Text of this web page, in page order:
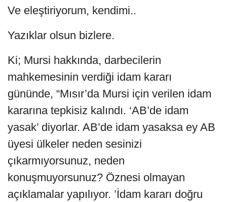
Ve eleştiriyorum, kendimi..
Yazıklar olsun bizlere.
Ki; Mursi hakkında, darbecilerin
mahkemesinin verdiği idam kararı
gününde, “Mısır’da Mursi için verilen idam
kararına tepkisiz kalındı. ‘AB’de idam
yasak’ diyorlar. AB’de idam yasaksa ey AB
üyesi ülkeler neden sesinizi
çıkarmıyorsunuz, neden
konuşmuyorsunuz? Öznesi olmayan
açıklamalar yapılıyor. ’İdam kararı doğru